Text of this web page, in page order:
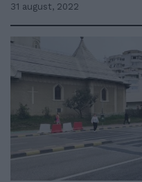
31 august, 2022